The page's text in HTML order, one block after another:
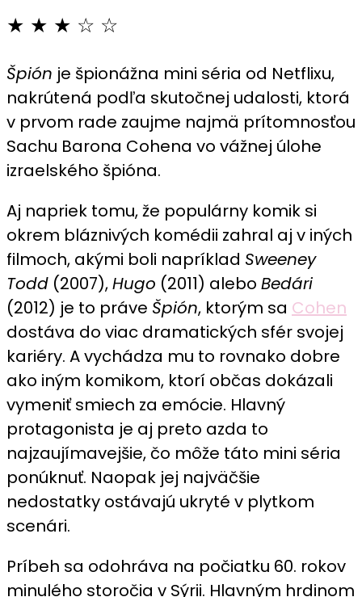
mini
séria
zápasí
so
★ ★ ★ ☆ ☆
Špión je špionážna mini séria od Netflixu,
nakrútená podľa skutočnej udalosti, ktorá
v prvom rade zaujme najmä prítomnosťou
Sachu Barona Cohena vo vážnej úlohe
izraelského špióna.
Aj napriek tomu, že populárny komik si
okrem bláznivých komédii zahral aj v iných
filmoch, akými boli napríklad Sweeney
Todd (2007),Hugo (2011) alebo Bedári
(2012) je to práve Špión, ktorým sa Cohen
dostáva do viac dramatických sfér svojej
kariéry. A vychádza mu to rovnako dobre
ako iným komikom, ktorí občas dokázali
vymeniť smiech za emócie. Hlavný
protagonista je aj preto azda to
najzaujímavejšie, čo môže táto mini séria
ponúknuť. Naopak jej najväčšie
nedostatky ostávajú ukryté v plytkom
scenári.
Príbeh sa odohráva na počiatku 60. rokov
minulého storočia v Sýrii. Hlavným hrdinom